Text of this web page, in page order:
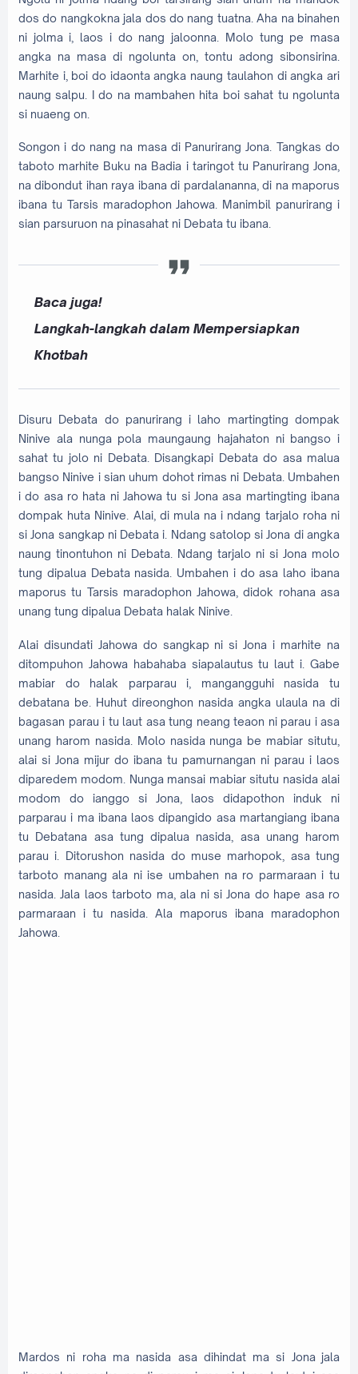
dos do nangkokna jala dos do nang tuatna. Aha na binahen
ni jolma i, laos i do nang jaloonna. Molo tung pe masa
angka na masa di ngolunta on, tontu adong sibonsirina.
Marhite i, boi do idaonta angka naung taulahon di angka ari
naung salpu. I do na mambahen hita boi sahat tu ngolunta
si nuaeng on.
Songon i do nang na masa di Panurirang Jona. Tangkas do
taboto marhite Buku na Badia i taringot tu Panurirang Jona,
na dibondut ihan raya ibana di pardalananna, di na maporus
ibana tu Tarsis maradophon Jahowa. Manimbil panurirang i
sian parsuruon na pinasahat ni Debata tu ibana.
Baca juga!
Langkah-langkah dalam Mempersiapkan
Khotbah
Disuru Debata do panurirang i laho martingting dompak
Ninive ala nunga pola maungaung hajahaton ni bangso i
sahat tu jolo ni Debata. Disangkapi Debata do asa malua
bangso Ninive i sian uhum dohot rimas ni Debata. Umbahen
i do asa ro hata ni Jahowa tu si Jona asa martingting ibana
dompak huta Ninive. Alai, di mula na i ndang tarjalo roha ni
si Jona sangkap ni Debata i. Ndang satolop si Jona di angka
naung tinontuhon ni Debata. Ndang tarjalo ni si Jona molo
tung dipalua Debata nasida. Umbahen i do asa laho ibana
maporus tu Tarsis maradophon Jahowa, didok rohana asa
unang tung dipalua Debata halak Ninive.
Alai disundati Jahowa do sangkap ni si Jona i marhite na
ditompuhon Jahowa habahaba siapalautus tu laut i. Gabe
mabiar do halak parparau i, mangangguhi nasida tu
debatana be. Huhut direonghon nasida angka ulaula na di
bagasan parau i tu laut asa tung neang teaon ni parau i asa
unang harom nasida. Molo nasida nunga be mabiar situtu,
alai si Jona mijur do ibana tu pamurnangan ni parau i laos
diparedem modom. Nunga mansai mabiar situtu nasida alai
modom do ianggo si Jona, laos didapothon induk ni
parparau i ma ibana laos dipangido asa martangiang ibana
tu Debatana asa tung dipalua nasida, asa unang harom
parau i. Ditorushon nasida do muse marhopok, asa tung
tarboto manang ala ni ise umbahen na ro parmaraan i tu
nasida. Jala laos tarboto ma, ala ni si Jona do hape asa ro
parmaraan i tu nasida. Ala maporus ibana maradophon
Jahowa.
Mardos ni roha ma nasida asa dihindat ma si Jona jala